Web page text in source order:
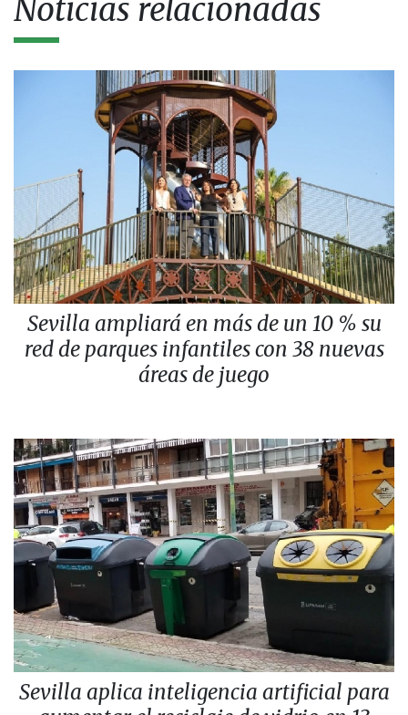
Noticias relacionadas
Sevilla ampliará en más de un 10 % su
red de parques infantiles con 38 nuevas
áreas de juego
Sevilla aplica inteligencia artificial para